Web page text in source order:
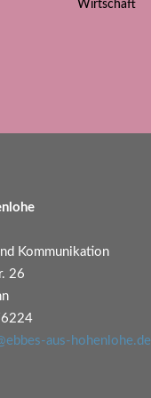
Wirtschaft
Kommunikation
26
aus-hohenlohe.de